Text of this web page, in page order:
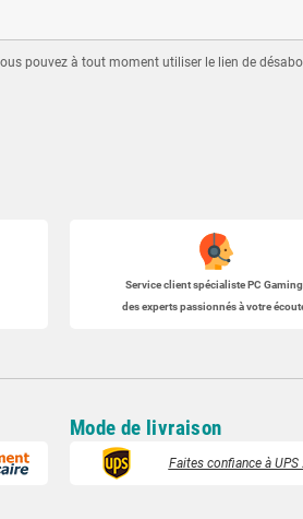
pouvez à tout moment utiliser le lien de
Service client spécialistePC Gaming
des experts passionnés à votre
Mode de livraison
Faites confiance à